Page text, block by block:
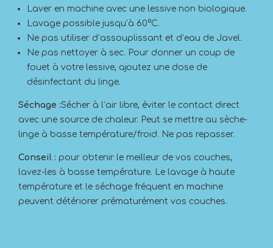
Laver en machine avec une lessive non biologique.
Lavage possible jusqu’à 60°C.
Ne pas utiliser d’assouplissant et d’eau de Javel.
Ne pas nettoyer à sec. Pour donner un coup de
fouet à votre lessive, ajoutez une dose de
désinfectant du linge.
Séchage :Sécher à l’air libre, éviter le contact direct
avec une source de chaleur. Peut se mettre au sèche-
linge à basse température/froid. Ne pas repasser.
Conseil : pour obtenir le meilleur de vos couches,
lavez-les à basse température. Le lavage à haute
température et le séchage fréquent en machine
peuvent détériorer prématurément vos couches.